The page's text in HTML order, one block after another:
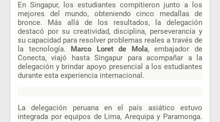
En Singapur, los estudiantes compitieron junto a los
mejores del mundo, obteniendo cinco medallas de
bronce. Más allá de los resultados, la delegación
destacó por su creatividad, disciplina, perseverancia y
su capacidad para resolver problemas reales a través de
la tecnología. Marco Loret de Mola, embajador de
Conecta, viajó hasta Singapur para acompañar a la
delegación y brindar apoyo presencial a los estudiantes
durante esta experiencia internacional.
La delegación peruana en el país asiático estuvo
integrada por equipos de Lima, Arequipa y Paramonga.